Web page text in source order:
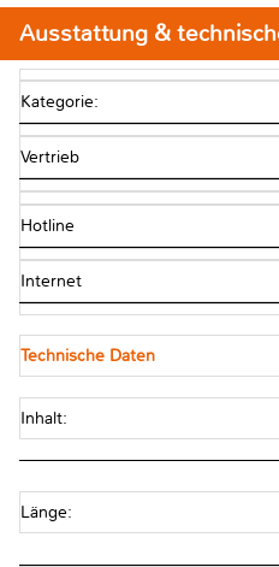
Ausstattung &
Kategorie:
Vertrieb
Hotline
Internet
Technische Daten
Inhalt:
Länge: